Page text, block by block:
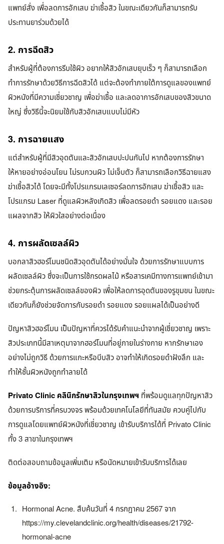
แพทย์สั่ง เพื่อลดการอักเสบ ฆ่าเชื้อสิว ในขณะเดียวกันก็สามารถรับ
ประทานยาร่วมด้วยได้
2. การฉีดสิว
สำหรับผู้ที่ต้องการรีบใช้ผิว อยากให้สิวอักเสบยุบเร็ว ๆ ก็สามารถเลือก
ทำการรักษาด้วยวิธีการฉีดสิวได้ แต่จะต้องทำภายใต้การดูแลของแพทย์
ผิวหนังที่มีความเชี่ยวชาญ เพื่อฆ่าเชื้อ และลดอาการอักเสบของสิวขนาด
ใหญ่ ซึ่งวิธีนี้จะนิยมใช้กับสิวอักเสบแบบไม่มีหัว
3. การฉายแสง
แต่สำหรับผู้ที่มีสิวอุดตันและสิวอักเสบปะปนกันไป หากต้องการรักษา
ให้หายอย่างอ่อนโยน ไม่รบกวนผิว ไม่เจ็บตัว ก็สามารถเลือกวิธีฉายแสง
ฆ่าเชื้อสิวได้ โดยจะมีทั้งโปรแกรมเลเซอร์ลดการอักเสบ ฆ่าเชื้อสิว และ
โปรแกรม Laser ที่ดูแลผิวหลังเกิดสิว เพื่อลดรอยดำ รอยแดง และรอย
แผลจากสิว ให้ผิวใสอย่างต่อเนื่อง
4. การผลัดเซลล์ผิว
บอกลาสิวฮอร์โมนชนิดสิวอุดตันได้อย่างมั่นใจ ด้วยการรักษาแบบการ
ผลัดเซลล์ผิว ซึ่งจะเป็นการใช้กรดผลไม้ หรือสารเคมีทางการแพทย์เข้ามา
ช่วยกระตุ้นการผลัดเซลล์ของผิว เพื่อให้ลดการอุดตันของรูขุมขน ในขณะ
เดียวกันก็ยังช่วยจัดการกับรอยดำ รอยแดง รอยแผลได้เป็นอย่างดี
ปัญหาสิวฮอร์โมน เป็นปัญหาที่ควรได้รับคำแนะนำจากผู้เชี่ยวชาญ เพราะ
สิวประเภทนี้มีสาเหตุมาจากฮอร์โมนที่อยู่ภายในร่างกาย หากรักษาเอง
อย่างไม่ถูกวิธี ด้วยการแกะหรือบีบสิว อาจทำให้เกิดรอยดำฝังลึก และ
ทำให้ชั้นผิวหนังถูกทำลายได้
Privato Clinic คลินิกรักษาสิวในกรุงเทพฯ ที่พร้อมดูแลทุกปัญหาสิว
ด้วยการบริการที่ครบวงจร พร้อมด้วยเทคโนโลยีที่ทันสมัย ควบคู่ไปกับ
การดูแลโดยแพทย์ผิวหนังที่เชี่ยวชาญ เข้ารับบริการได้ที่ Privato Clinic
ทั้ง 3 สาขาในกรุงเทพฯ
ติดต่อสอบถามข้อมูลเพิ่มเติม หรือนัดหมายเข้ารับบริการได้เลย
ข้อมูลอ้างอิง:
Hormonal Acne. สืบค้นวันที่ 4 กรกฎาคม 2567 จาก
https://my.clevelandclinic.org/health/diseases/21792-
hormonal-acne